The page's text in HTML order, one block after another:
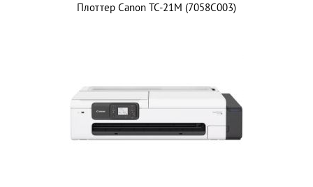
Плоттер Canon TC-21M (7058C003)